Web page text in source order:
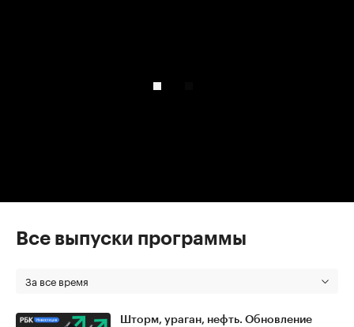
Все выпуски программы
За все время
Шторм, ураган, нефть. Обновление